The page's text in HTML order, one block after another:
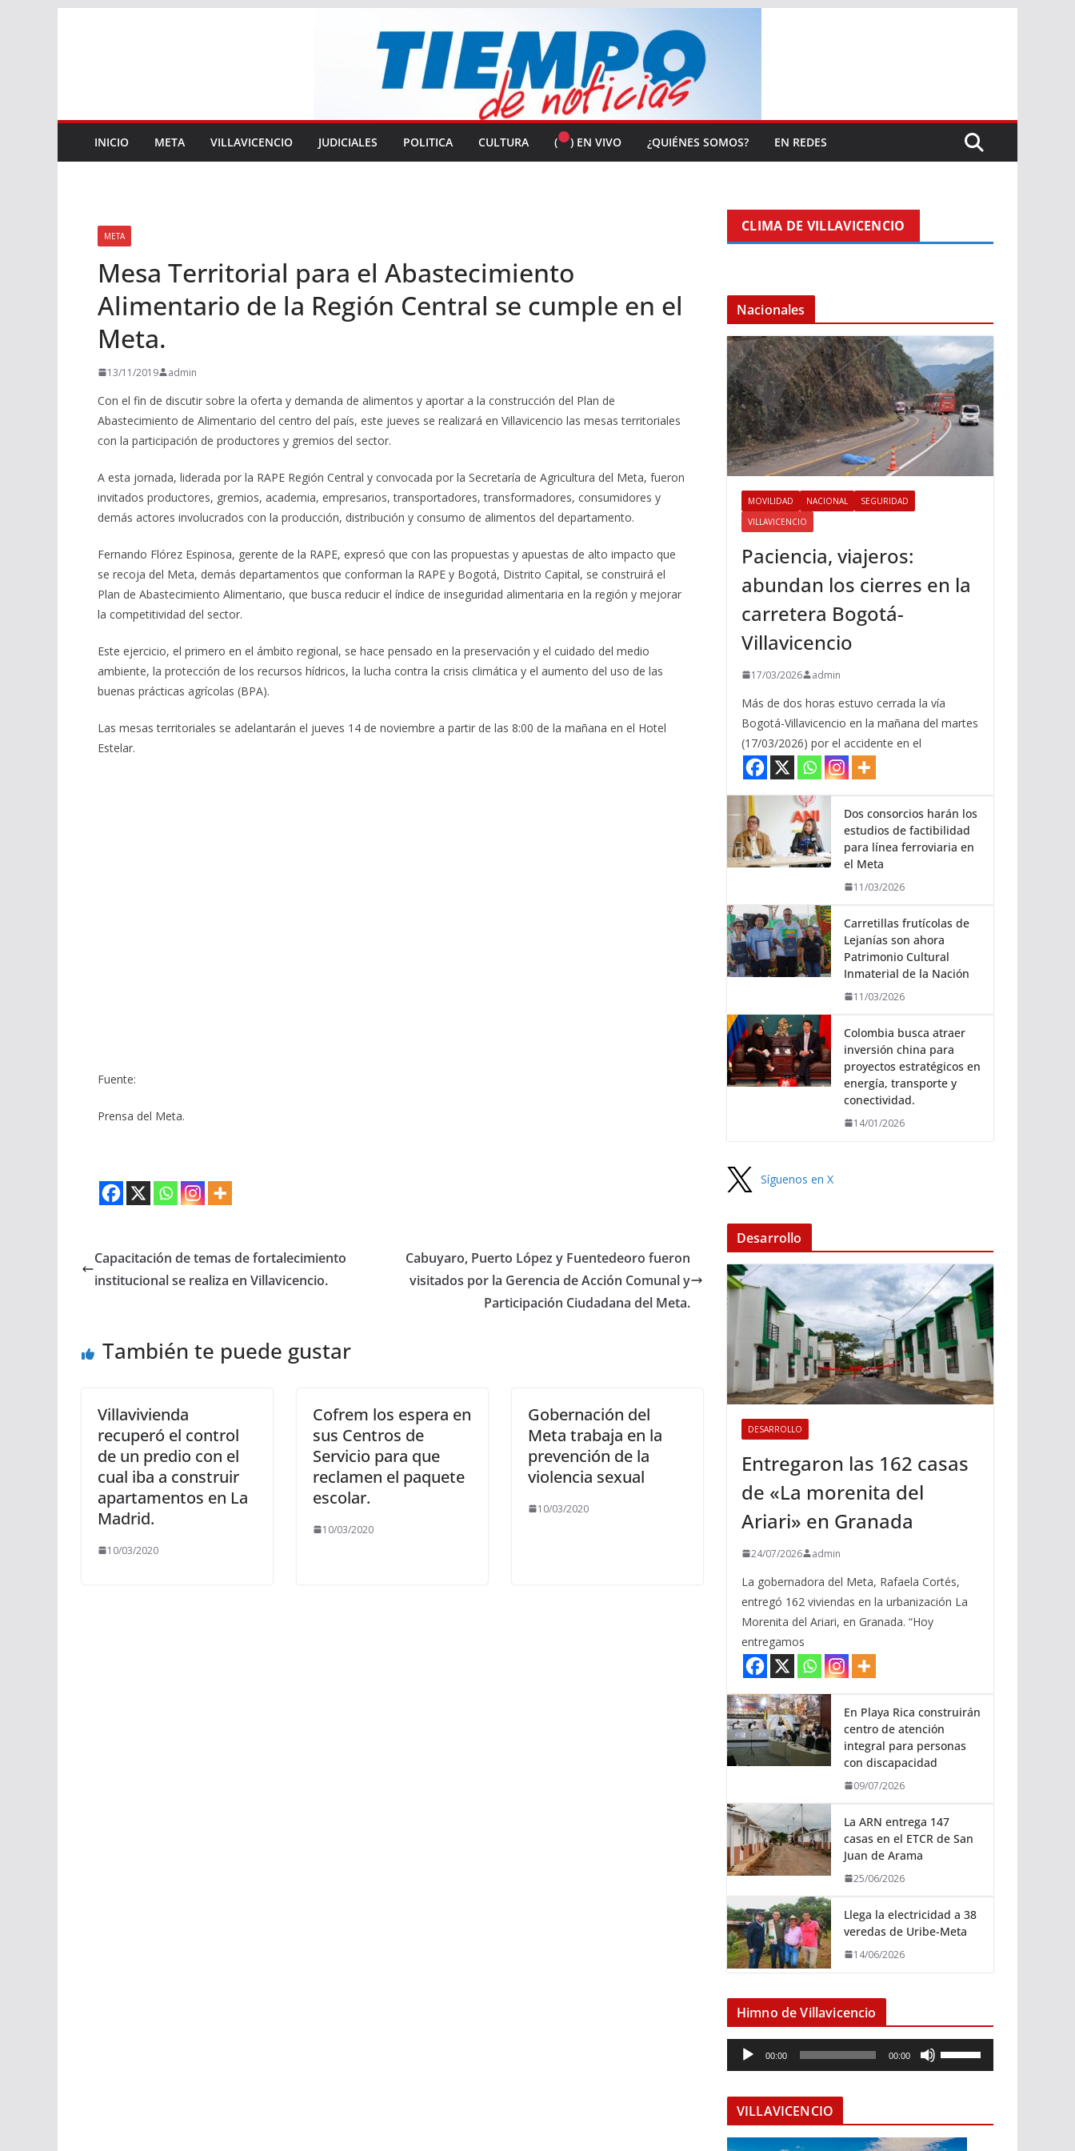
INICIO META VILLAVICENCIO JUDICIALES POLITICA CULTURA ( ) EN VIVO ¿QUIÉNES SOMOS? EN REDES
META
Mesa Territorial para el Abastecimiento
Alimentario de la Región Central se cumple en el
Meta.
13/11/2019 admin
Con el fin de discutir sobre la oferta y demanda de alimentos y aportar a la construcción del Plan de
Abastecimiento de Alimentario del centro del país, este jueves se realizará en Villavicencio las mesas territoriales
con la participación de productores y gremios del sector.
A esta jornada, liderada por la RAPE Región Central y convocada por la Secretaría de Agricultura del Meta, fueron
invitados productores, gremios, academia, empresarios, transportadores, transformadores, consumidores y
demás actores involucrados con la producción, distribución y consumo de alimentos del departamento.
Fernando Flórez Espinosa, gerente de la RAPE, expresó que con las propuestas y apuestas de alto impacto que
se recoja del Meta, demás departamentos que conforman la RAPE y Bogotá, Distrito Capital, se construirá el
Plan de Abastecimiento Alimentario, que busca reducir el índice de inseguridad alimentaria en la región y mejorar
la competitividad del sector.
Este ejercicio, el primero en el ámbito regional, se hace pensado en la preservación y el cuidado del medio
ambiente, la protección de los recursos hídricos, la lucha contra la crisis climática y el aumento del uso de las
buenas prácticas agrícolas (BPA).
Las mesas territoriales se adelantarán el jueves 14 de noviembre a partir de las 8:00 de la mañana en el Hotel
Estelar.
Fuente:
Prensa del Meta.
Capacitación de temas de fortalecimiento
institucional se realiza en Villavicencio.
Cabuyaro, Puerto López y Fuentedeoro fueron
visitados por la Gerencia de Acción Comunal y
Participación Ciudadana del Meta.
También te puede gustar
Villavivienda
recuperó el control
de un predio con el
cual iba a construir
apartamentos en La
Madrid.
10/03/2020
Cofrem los espera en
sus Centros de
Servicio para que
reclamen el paquete
escolar.
10/03/2020
Gobernación del
Meta trabaja en la
prevención de la
violencia sexual
10/03/2020
CLIMA DE VILLAVICENCIO
Nacionales
MOVILIDAD NACIONAL
SEGURIDAD
VILLAVICENCIO
Paciencia, viajeros:
abundan los cierres en la
carretera Bogotá-
Villavicencio
17/03/2026 admin
Más de dos horas estuvo cerrada la vía
Bogotá-Villavicencio en la mañana del martes
(17/03/2026) por el accidente en el
Dos consorcios harán los
estudios de factibilidad
para línea ferroviaria en
el Meta
11/03/2026
Carretillas frutícolas de
Lejanías son ahora
Patrimonio Cultural
Inmaterial de la Nación
11/03/2026
Colombia busca atraer
inversión china para
proyectos estratégicos en
energía, transporte y
conectividad.
14/01/2026
Síguenos en X
Desarrollo
DESARROLLO
Entregaron las 162 casas
de «La morenita del
Ariari» en Granada
24/07/2026 admin
La gobernadora del Meta, Rafaela Cortés,
entregó 162 viviendas en la urbanización La
Morenita del Ariari, en Granada. “Hoy
entregamos
En Playa Rica construirán
centro de atención
integral para personas
con discapacidad
09/07/2026
La ARN entrega 147
casas en el ETCR de San
Juan de Arama
25/06/2026
Llega la electricidad a 38
veredas de Uribe-Meta
14/06/2026
Himno de Villavicencio
e
o
00:00 00:00
i
z
VILLAVICENCIO